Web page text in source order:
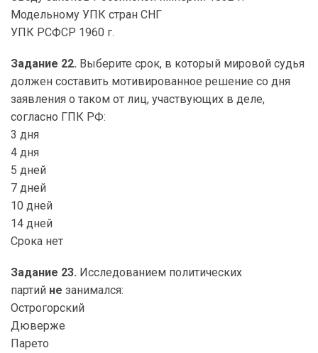
Модельному УПК стран СНГ
УПК РСФСР 1960 г.
Задание 22. Выберите срок, в который мировой судья
должен составить мотивированное решение со дня
заявления о таком от лиц, участвующих в деле,
согласно ГПК РФ:
3 дня
4 дня
5 дней
7 дней
10 дней
14 дней
Срока нет
Задание 23. Исследованием политических
партий не занимался:
Острогорский
Дюверже
Парето